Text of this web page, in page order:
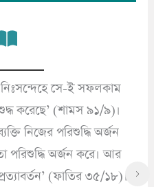
সে-ই সফলকাম
করেছে’ (শামস ৯১/৯)।
নিজের পরিশুদ্ধি অর্জন
অর্জন করে। আর
(ফাতির ৩৫/১৮)।